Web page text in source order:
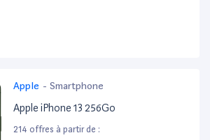
Apple - Smartphone
Apple iPhone 13 256Go
214 offres à partir de :